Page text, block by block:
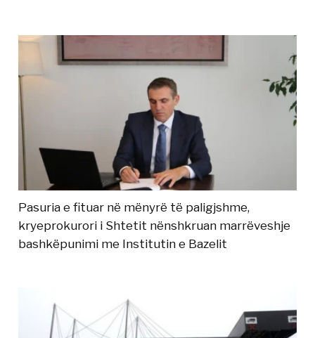
Pasuria e fituar në mënyrë të paligjshme,
kryeprokurori i Shtetit nënshkruan marrëveshje
bashkëpunimi me Institutin e Bazelit